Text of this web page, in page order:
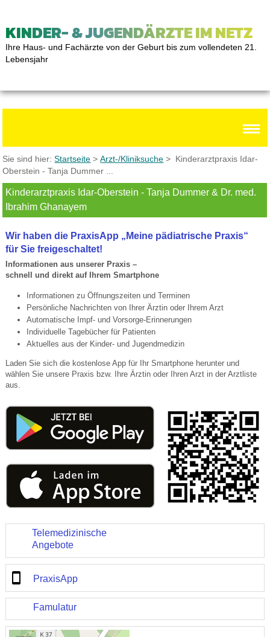
KINDER- & JUGENDÄRZTE IM NETZ
Ihre Haus- und Fachärzte von der Geburt bis zum vollendeten 21.
Lebensjahr
Sie sind hier:Startseite >Arzt-/Kliniksuche > Kinderarztpraxis Idar-
Oberstein - Tanja Dummer ...
Kinderarztpraxis Idar-Oberstein - Tanja Dummer & Dr. med.
Ibrahim Ghanayem
Wir haben die PraxisApp „Meine pädiatrische Praxis“
für Sie freigeschaltet!
Informationen aus unserer Praxis –
schnell und direkt auf Ihrem Smartphone
Informationen zu Öffnungszeiten und Terminen
Persönliche Nachrichten von Ihrer Ärztin oder Ihrem Arzt
Automatische Impf- und Vorsorge-Erinnerungen
Individuelle Tagebücher für Patienten
Aktuelles aus der Kinder- und Jugendmedizin
Laden Sie sich die kostenlose App für Ihr Smartphone herunter und
wählen Sie unsere Praxis bzw. Ihre Ärztin oder Ihren Arzt in der Arztliste
aus.
Telemedizinische
Angebote
PraxisApp
Famulatur